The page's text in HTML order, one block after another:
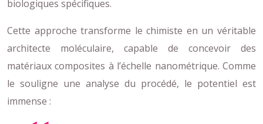
biologiques spécifiques.
Cette approche transforme le chimiste en un véritable
architecte moléculaire, capable de concevoir des
matériaux composites à l’échelle nanométrique. Comme
le souligne une analyse du procédé, le potentiel est
immense :